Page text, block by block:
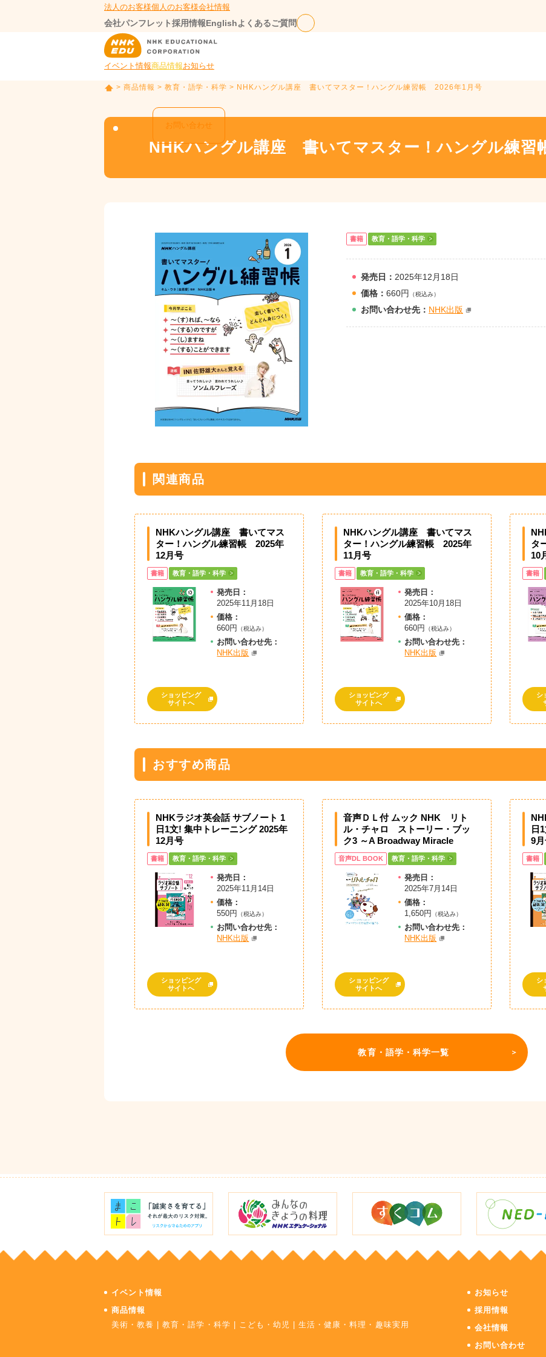
法人のお客様個人のお客様会社情報
会社パンフレット採用情報Englishよくあるご質問
イベント情報商品情報お知らせ
お問い合わせ
P
> 商品情報 > 教育・語学・科学 > NHKハングル講座 書いてマスター！ハングル練習帳 2026年1月号
NHKハングル講座 書いてマスター！ハングル練
書籍 教育・語学・科学
発売日： 2025年12月18日
価格： 660円 （税込み）
お問い合わせ先： NHK出版
関連商品
NHKハングル講座 書いてマス
ター！ハングル練習帳 2025年
12月号
書籍 教育・語学・科学
発売日：
2025年11月18日
価格：
660円
（税込み）
お問い合わせ先：
NHK出版
ショッピング
サイトへ
NHKハングル講座 書いてマス
ター！ハングル練習帳 2025年
11月号
書籍 教育・語学・科学
発売日：
2025年10月18日
価格：
660円
（税込み）
お問い合わせ先：
NHK出版
ショッピング
サイトへ
タ
10
書籍
シ
おすすめ商品
NHKラジオ英会話 サブノート 1
日1文! 集中トレーニング 2025年
12月号
書籍 教育・語学・科学
発売日：
2025年11月14日
価格：
550円
（税込み）
お問い合わせ先：
NHK出版
ショッピング
サイトへ
音声ＤＬ付 ムック NHK リト
ル・チャロ ストーリー・ブッ
ク3 ～A Broadway Miracle
音声DL BOOK 教育・語学・科学
発売日：
2025年7月14日
価格：
1,650円
（税込み）
お問い合わせ先：
NHK出版
ショッピング
サイトへ
日
9
書籍
シ
教育・語学・科学一覧
イベント情報
商品情報
美術・教養
|教育・語学・科学 こども・幼児 |生活・健康・料理・趣味実用
お知らせ
採用情報
会社情報
お問い合わせ